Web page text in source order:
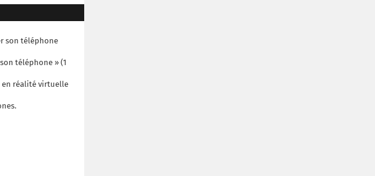
son téléphone
téléphone » (1
en réalité virtuelle